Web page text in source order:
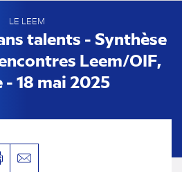
LE LEEM
talents - Synthèse
Leem/OIF,
- 18 mai 2025
Envoyer